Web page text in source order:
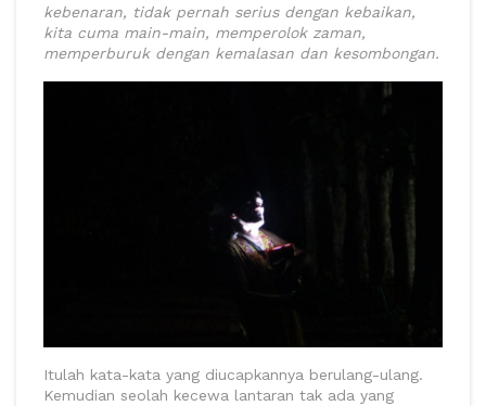
kebenaran, tidak pernah serius dengan kebaikan,
kita cuma main-main, memperolok zaman,
memperburuk dengan kemalasan dan kesombongan.
Itulah kata-kata yang diucapkannya berulang-ulang.
Kemudian seolah kecewa lantaran tak ada yang